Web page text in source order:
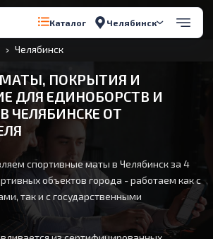
Каталог Челябинск
Челябинск
ПОКРЫТИЯ И
ДЛЯ ЕДИНОБОРСТВ И
ЧЕЛЯБИНСКЕ ОТ
спортивные маты в Челябинск за 4
объектов города - работаем как с
так и с государственными